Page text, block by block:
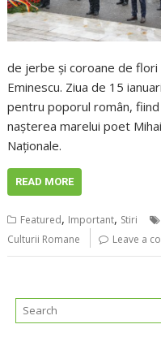
de jerbe și coroane de flori
Eminescu. Ziua de 15
pentru poporul român,
nașterea marelui poet
Naționale.
READ MORE
Featured, Important, Stiri
Culturii Romane
Leave a